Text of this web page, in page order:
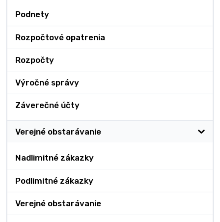
Podnety
Rozpočtové opatrenia
Rozpočty
Výročné správy
Záverečné účty
Verejné obstarávanie
Nadlimitné zákazky
Podlimitné zákazky
Verejné obstarávanie